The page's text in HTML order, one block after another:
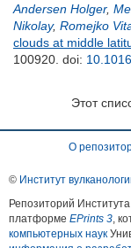
Andersen Holger,
Nikolay, Romejko
clouds at middle
100920. doi:
Этот
О
© Институт
Репозиторий
платформе EPrints 3,
компьютерных наук